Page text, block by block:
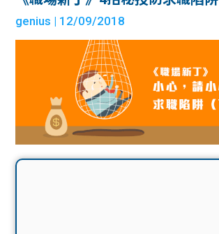
genius | 12/09/2018